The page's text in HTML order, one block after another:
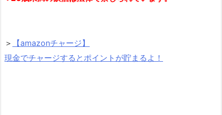
＞
【amazonチャージ】
現金でチャージするとポイントが貯まるよ！